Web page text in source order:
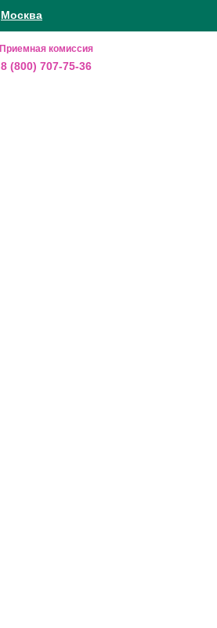
Москва
8 (800) 707-75-36
Приемная комиссия